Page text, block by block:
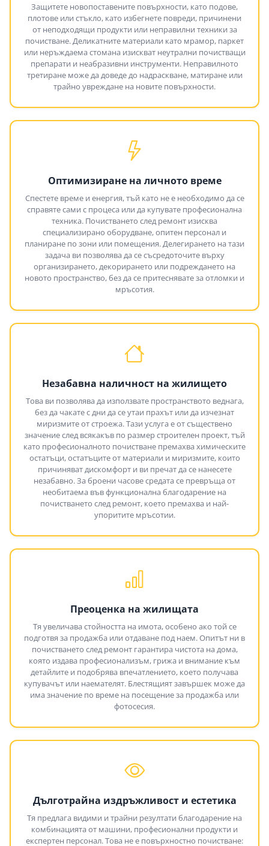
Защитете новопоставените повърхности, като подове,
плотове или стъкло, като избегнете повреди, причинени
от неподходящи продукти или неправилни техники за
почистване. Деликатните материали като мрамор, паркет
или неръждаема стомана изискват неутрални почистващи
препарати и неабразивни инструменти. Неправилното
третиране може да доведе до надраскване, матиране или
трайно увреждане на новите повърхности.
Оптимизиране на личното време
Спестете време и енергия, тъй като не е необходимо да се
справяте сами с процеса или да купувате професионална
техника. Почистването след ремонт изисква
специализирано оборудване, опитен персонал и
планиране по зони или помещения. Делегирането на тази
задача ви позволява да се съсредоточите върху
организирането, декорирането или подреждането на
новото пространство, без да се притеснявате за отломки и
мръсотия.
Незабавна наличност на жилището
Това ви позволява да използвате пространството веднага,
без да чакате с дни да се утаи прахът или да изчезнат
миризмите от строежа. Тази услуга е от съществено
значение след всякакъв по размер строителен проект, тъй
като професионалното почистване премахва химическите
остатъци, остатъците от материали и миризмите, които
причиняват дискомфорт и ви пречат да се нанесете
незабавно. За броени часове средата се превръща от
необитаема във функционална благодарение на
почистването след ремонт, което премахва и най-
упоритите мръсотии.
Преоценка на жилищата
Тя увеличава стойността на имота, особено ако той се
подготвя за продажба или отдаване под наем. Опитът ни в
почистването след ремонт гарантира чистота на дома,
която издава професионализъм, грижа и внимание към
детайлите и подобрява впечатлението, което получава
купувачът или наемателят. Блестящият завършек може да
има значение по време на посещение за продажба или
фотосесия.
Дълготрайна издръжливост и естетика
Тя предлага видими и трайни резултати благодарение на
комбинацията от машини, професионални продукти и
експертен персонал. Това не е повърхностно почистване: